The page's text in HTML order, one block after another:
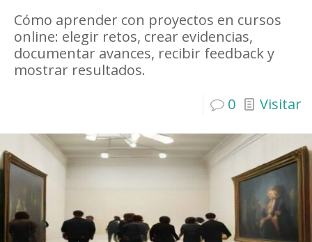
Cómo aprender con proyectos en cursos
online: elegir retos, crear evidencias,
documentar avances, recibir feedback y
mostrar resultados.
0
Visitar